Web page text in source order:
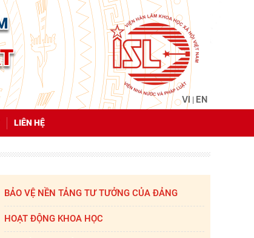
VI | EN
LIÊN HỆ
BẢO VỆ NỀN TẢNG TƯ TƯỞNG CỦA ĐẢNG
HOẠT ĐỘNG KHOA HỌC